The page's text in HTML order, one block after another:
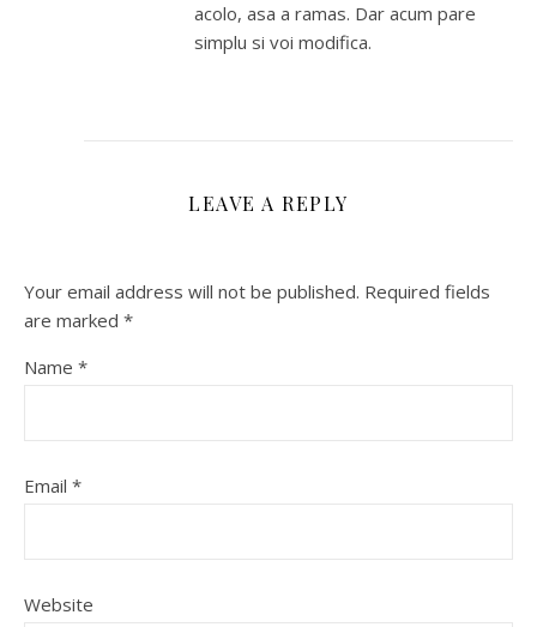
acolo, asa a ramas. Dar acum pare
simplu si voi modifica.
LEAVE A REPLY
Your email address will not be published. Required fields
are marked *
Name *
Email *
Website